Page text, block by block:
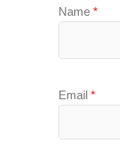
Name *
Email *